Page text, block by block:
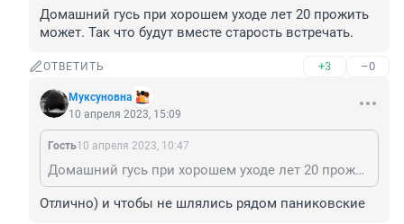
Домашний гусь при хорошем уходе лет 20 прожить
может. Так что будут вместе старость встречать.
ОТВЕТИТЬ +3 –0
Муксуновна
10 апреля 2023, 15:09
Гость10 апреля 2023, 10:47
Домашний гусь при хорошем уходе лет 20 прожить может. Так что будут вместе старость встречать.
Отлично) и чтобы не шлялись рядом паниковские